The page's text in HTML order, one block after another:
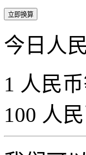
立即换算
今日人
1 人民
100 人